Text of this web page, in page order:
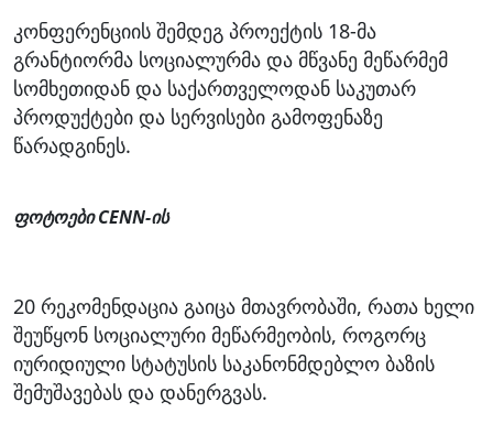
კონფერენციის შემდეგ პროექტის 18-მა
გრანტიორმა სოციალურმა და მწვანე მეწარმემ
სომხეთიდან და საქართველოდან საკუთარ
პროდუქტები და სერვისები გამოფენაზე
წარადგინეს.
ფოტოები CENN-ის
20 რეკომენდაცია გაიცა მთავრობაში, რათა ხელი
შეუწყონ სოციალური მეწარმეობის, როგორც
იურიდიული სტატუსის საკანონმდებლო ბაზის
შემუშავებას და დანერგვას.